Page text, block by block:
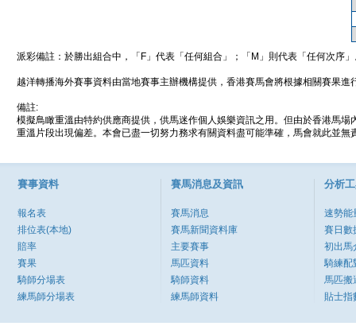
派彩備註：於勝出組合中，「F」代表「任何組合」；「M」則代表「任何次序
越洋轉播海外賽事資料由當地賽事主辦機構提供，香港賽馬會將根據相關賽果進
備註:
模擬鳥瞰重溫由特約供應商提供，供馬迷作個人娛樂資訊之用。但由於香港馬
重溫片段出現偏差。本會已盡一切努力務求有關資料盡可能準確，馬會就此並
賽事資料
報名表
排位表(本地)
賠率
賽果
騎師分場表
練馬師分場表
賽馬消息及資訊
賽馬消息
賽馬新聞資料庫
主要賽事
馬匹資料
騎師資料
練馬師資料
分析
速勢能
賽日數
初出馬
騎練配
馬匹搬
貼士指